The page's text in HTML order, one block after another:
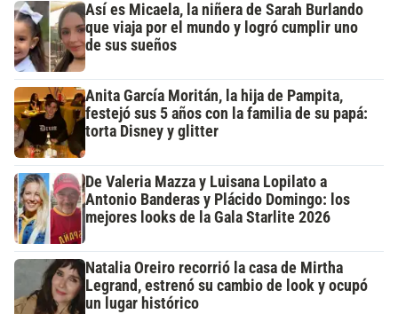
Así es Micaela, la niñera de Sarah Burlando
que viaja por el mundo y logró cumplir uno
de sus sueños
Anita García Moritán, la hija de Pampita,
festejó sus 5 años con la familia de su papá:
torta Disney y glitter
De Valeria Mazza y Luisana Lopilato a
Antonio Banderas y Plácido Domingo: los
mejores looks de la Gala Starlite 2026
Natalia Oreiro recorrió la casa de Mirtha
Legrand, estrenó su cambio de look y ocupó
un lugar histórico